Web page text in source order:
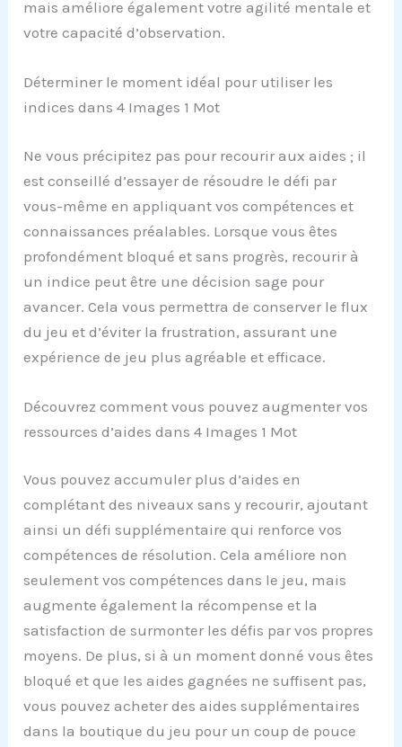
mais améliore également votre agilité mentale et
votre capacité d’observation.
Déterminer le moment idéal pour utiliser les
indices dans 4 Images 1 Mot
Ne vous précipitez pas pour recourir aux aides ; il
est conseillé d’essayer de résoudre le défi par
vous-même en appliquant vos compétences et
connaissances préalables. Lorsque vous êtes
profondément bloqué et sans progrès, recourir à
un indice peut être une décision sage pour
avancer. Cela vous permettra de conserver le flux
du jeu et d’éviter la frustration, assurant une
expérience de jeu plus agréable et efficace.
Découvrez comment vous pouvez augmenter vos
ressources d’aides dans 4 Images 1 Mot
Vous pouvez accumuler plus d’aides en
complétant des niveaux sans y recourir, ajoutant
ainsi un défi supplémentaire qui renforce vos
compétences de résolution. Cela améliore non
seulement vos compétences dans le jeu, mais
augmente également la récompense et la
satisfaction de surmonter les défis par vos propres
moyens. De plus, si à un moment donné vous êtes
bloqué et que les aides gagnées ne suffisent pas,
vous pouvez acheter des aides supplémentaires
dans la boutique du jeu pour un coup de pouce